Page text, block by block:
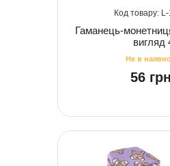
Гаманець-
вигляд
56